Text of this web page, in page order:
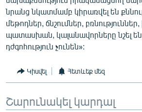
նրանց նկատմամբ կիրառվել են
մեթոդներ, ճնշումներ, բռնություններ,
պատասխան, կալանավորները նշել են,
դժգոհություն չունեն»:
Կիսվել Հետևեք մեզ
Շարունակել կարդալ